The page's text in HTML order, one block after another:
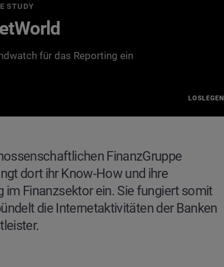
STUDY
für das Reporting ein
LOSLEGEN
FinanzGruppe
dort ihr Know-How und ihre
im Finanzsektor ein. Sie fungiert somit
die Internetaktivitäten der Banken